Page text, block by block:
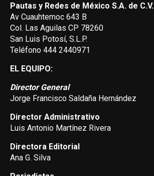
Pautas y Redes de México S.A. de C.V.
Av Cuauhtemoc 643 B
Col. Las Aguilas CP 78260
San Luis Potosí, S.L.P.
Teléfono 444 2440971
EL EQUIPO:
Director General
Jorge Francisco Saldaña Hernández
Director Administrativo
Luis Antonio Martínez Rivera
Directora Editorial
Ana G. Silva